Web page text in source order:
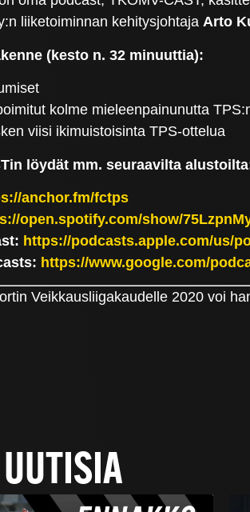
liiketoiminnan kehitysjohtajaArto
(kesto n. 32 minuuttia):
kolme mieleenpainunutta
viisi ikimuistoisinta TPS-ottelua
löydät mm. seuraavilta
anchor.fm/fctps
open.spotify.com/show/
https://podcasts.apple.com/us/
https://www.google.com/
Veikkausliigakaudelle 2020 voi